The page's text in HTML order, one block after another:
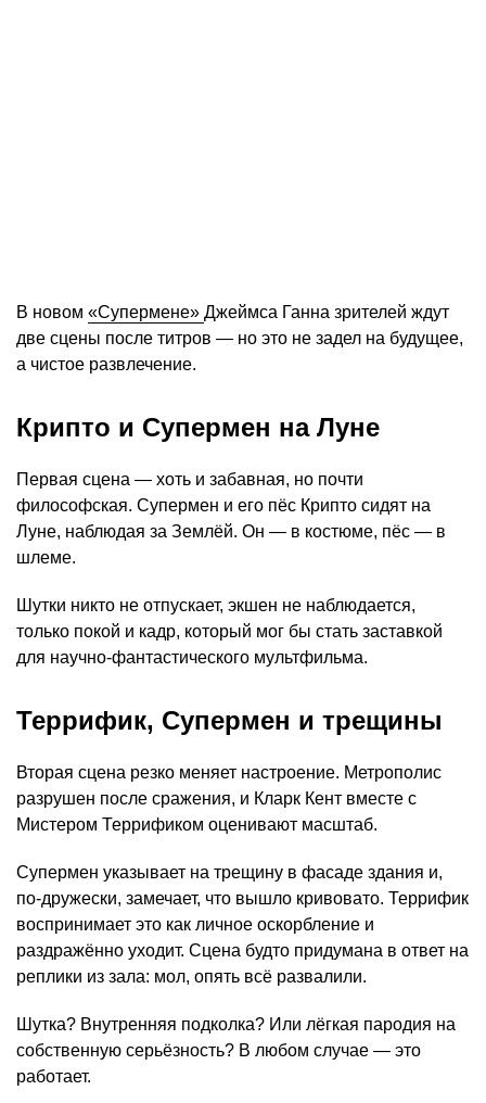
В новом «Супермене» Джеймса Ганна зрителей ждут
две сцены после титров — но это не задел на будущее,
а чистое развлечение.
Крипто и Супермен на Луне
Первая сцена — хоть и забавная, но почти
философская. Супермен и его пёс Крипто сидят на
Луне, наблюдая за Землёй. Он — в костюме, пёс — в
шлеме.
Шутки никто не отпускает, экшен не наблюдается,
только покой и кадр, который мог бы стать заставкой
для научно-фантастического мультфильма.
Террифик, Супермен и трещины
Вторая сцена резко меняет настроение. Метрополис
разрушен после сражения, и Кларк Кент вместе с
Мистером Террификом оценивают масштаб.
Супермен указывает на трещину в фасаде здания и,
по-дружески, замечает, что вышло кривовато. Террифик
воспринимает это как личное оскорбление и
раздражённо уходит. Сцена будто придумана в ответ на
реплики из зала: мол, опять всё развалили.
Шутка? Внутренняя подколка? Или лёгкая пародия на
собственную серьёзность? В любом случае — это
работает.